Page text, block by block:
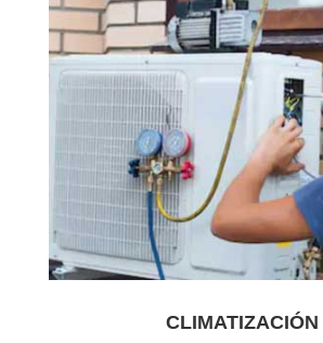
CLIMATIZACIÓN